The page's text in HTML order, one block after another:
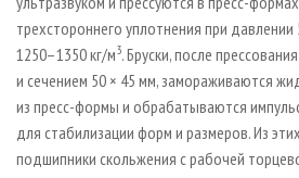
трехстороннего уплотнения при
1250–1350 кг/м3. Бруски, после
и сечением 50 × 45 мм, замораживаются
из пресс-формы и обрабатываются
для стабилизации форм и размеров. Из
подшипники скольжения с рабочей